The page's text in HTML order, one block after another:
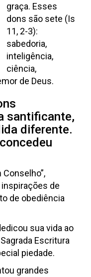
graça. Esses
dons são sete (Is
11, 2-3):
sabedoria,
inteligência,
ciência,
de Deus.
santificante,
diferente.
Conselho”,
de
de obediência
sua vida ao
Escritura
piedade.
grandes